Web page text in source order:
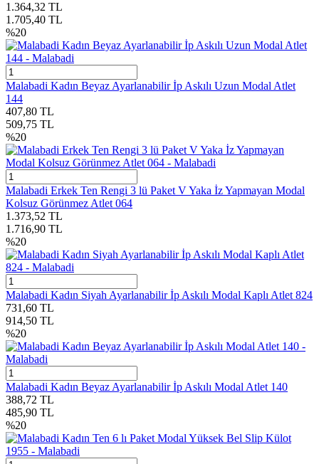
1.364,32 TL
1.705,40 TL
%20
Malabadi Kadın Beyaz Ayarlanabilir İp Askılı Uzun Modal Atlet
144
407,80 TL
509,75 TL
%20
Malabadi Erkek Ten Rengi 3 lü Paket V Yaka İz Yapmayan Modal
Kolsuz Görünmez Atlet 064
1.373,52 TL
1.716,90 TL
%20
Malabadi Kadın Siyah Ayarlanabilir İp Askılı Modal Kaplı Atlet 824
731,60 TL
914,50 TL
%20
Malabadi Kadın Beyaz Ayarlanabilir İp Askılı Modal Atlet 140
388,72 TL
485,90 TL
%20